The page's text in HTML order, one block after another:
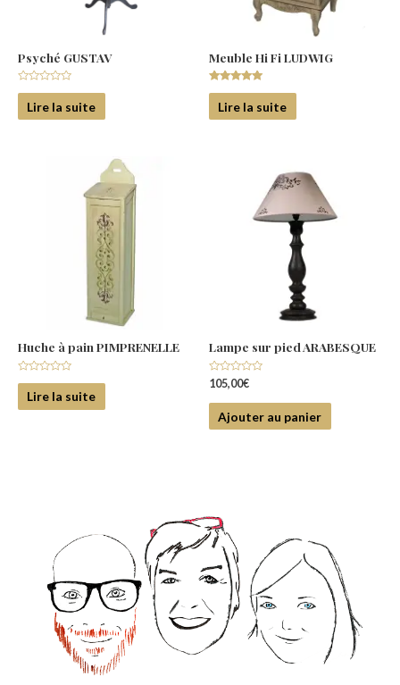
Psyché GUSTAV
Note
sur
5
Lire la suite
Meuble Hi Fi LUDWIG
Note
5.00
sur 5
Lire la suite
Huche à pain PIMPRENELLE
Note
sur
5
Lire la suite
Lampe sur pied ARABESQUE
Note
0
sur
105,00€
Ajouter au panier